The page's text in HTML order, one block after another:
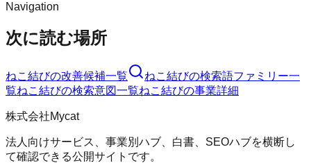
Navigation
次に読む場所
ねこ結びの改善候補一覧 ねこ結びの検索語ファミリー一
覧ねこ結びの検索意図一覧ねこ結びの事業詳細
株式会社Mycat
法人向けサービス、事業別ハブ、白書、SEOハブを横断し
て確認できる公開サイトです。